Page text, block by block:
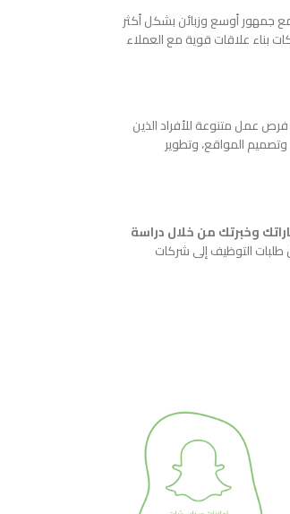
مع جمهور أوسع وزبائن بشكل أكثر
بناء علاقات قوية مع العملاء
عمل متنوعة للأفراد الذين
وتصميم المواقع، وتطوير
وخبرتك من خلال دراسة
طلبات التوظيف إلى شركات